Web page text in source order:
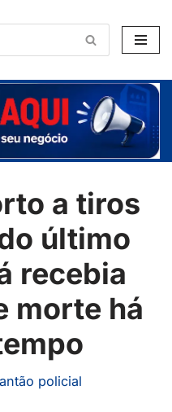
a tiros
último
recebia
morte há
policial